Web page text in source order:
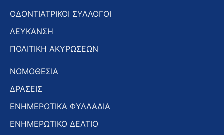
ΟΔΟΝΤΙΑΤΡΙΚΟΙ ΣΥΛΛΟΓΟΙ
ΛΕΥΚΑΝΣΗ
ΠΟΛΙΤΙΚΗ ΑΚΥΡΩΣΕΩΝ
ΝΟΜΟΘΕΣΙΑ
ΔΡΑΣΕΙΣ
ΕΝΗΜΕΡΩΤΙΚΑ ΦΥΛΛΑΔΙΑ
ΕΝΗΜΕΡΩΤΙΚΟ ΔΕΛΤΙΟ